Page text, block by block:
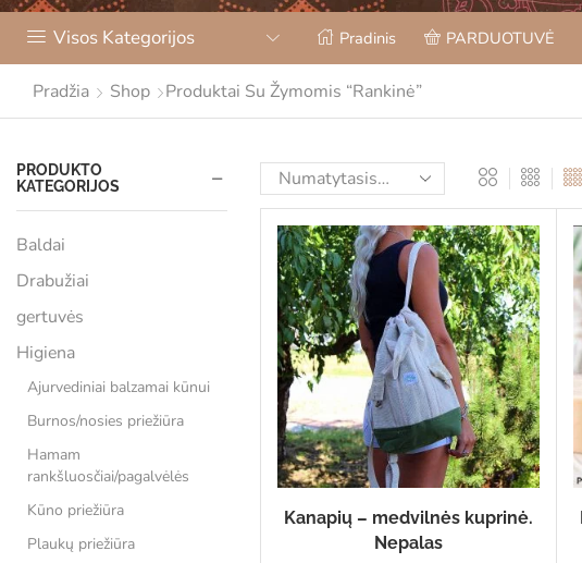
Visos Kategorijos Pradinis PARDUOTUVĖ
Pradžia Shop Produktai Su Žymomis “rankinė”
Kanapių – medvilnės kuprinė.
Nepalas
PRODUKTO
KATEGORIJOS
Baldai
Drabužiai
gertuvės
Higiena
Ajurvediniai balzamai kūnui
Burnos/nosies priežiūra
Hamam
rankšluosčiai/pagalvėlės
Kūno priežiūra
Plaukų priežiūra